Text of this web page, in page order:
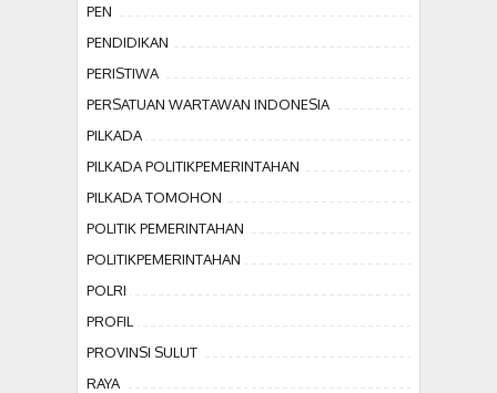
PEN
PENDIDIKAN
PERISTIWA
PERSATUAN WARTAWAN INDONESIA
PILKADA
PILKADA POLITIKPEMERINTAHAN
PILKADA TOMOHON
POLITIK PEMERINTAHAN
POLITIKPEMERINTAHAN
POLRI
PROFIL
PROVINSI SULUT
RAYA